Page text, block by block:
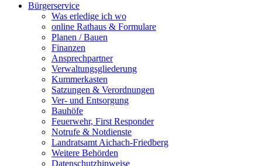
Bürgerservice
Was erledige ich wo
online Rathaus & Formulare
Planen / Bauen
Finanzen
Ansprechpartner
Verwaltungsgliederung
Kummerkasten
Satzungen & Verordnungen
Ver- und Entsorgung
Bauhöfe
Feuerwehr, First Responder
Notrufe & Notdienste
Landratsamt Aichach-Friedberg
Weitere Behörden
Datenschutzhinweise